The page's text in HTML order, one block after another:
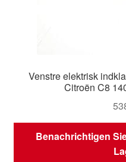
Venstre elektrisk
Citroën C8
Benachrichtigen